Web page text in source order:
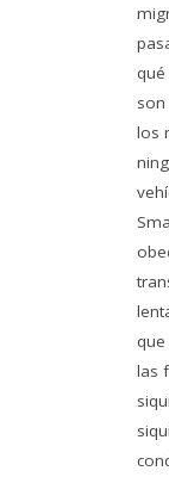
qué
los
las